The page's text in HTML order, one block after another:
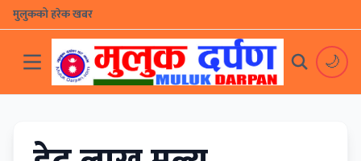
मुलुकको हरेक खबर
🌙